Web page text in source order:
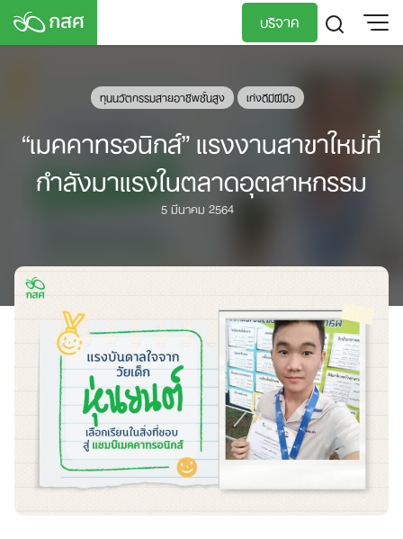
Skip
บริจาค
ทุนนวัตกรรมสายอาชีพชั้นสูง เก่งดีมีฝีมือ
“เมคคาทรอนิกส์” แรงงานสาขาใหม่ที่
กำลังมาแรงในตลาดอุตสาหกรรม
5 มีนาคม 2564